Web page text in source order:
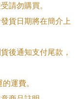
請勿購買。
貨日期將在簡介上
後通知支付尾款，
運費。